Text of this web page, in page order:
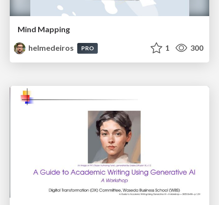
Mind Mapping
helmedeiros
PRO 1 300